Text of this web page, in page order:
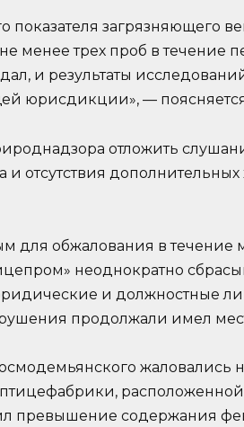
загрязняющего
менее трех проб в течение
и результаты
юрисдикции», —
отложить
отсутствия дополнительных
для обжалования в течение
неоднократно
и должностные
продолжали имел
жаловались
превышение содержания